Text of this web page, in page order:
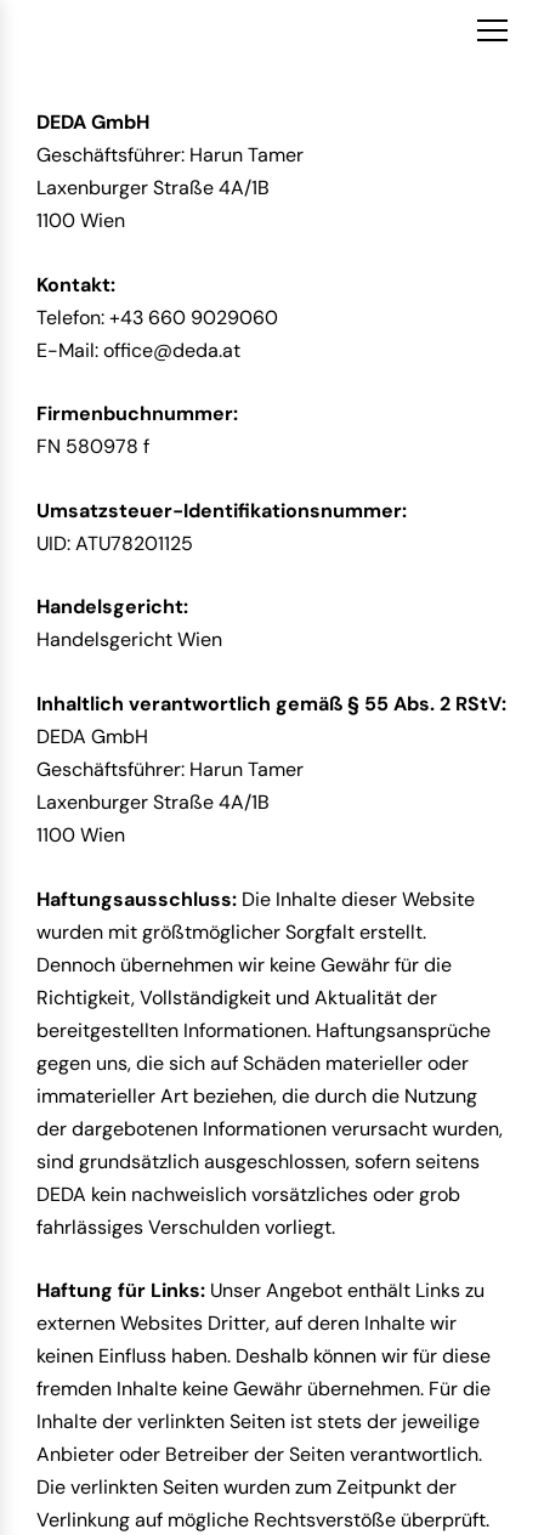
DEDA GmbH
Geschäftsführer: Harun Tamer
Laxenburger Straße 4A/1B
1100 Wien
Kontakt:
Telefon:+43 660 9029060
E-Mail:office@deda.at
Firmenbuchnummer:
FN 580978 f
Umsatzsteuer-Identifikationsnummer:
UID: ATU78201125
Handelsgericht:
Handelsgericht Wien
Inhaltlich verantwortlich gemäß § 55 Abs. 2 RStV:
DEDA GmbH
Geschäftsführer: Harun Tamer
Laxenburger Straße 4A/1B
1100 Wien
Haftungsausschluss: Die Inhalte dieser Website
wurden mit größtmöglicher Sorgfalt erstellt.
Dennoch übernehmen wir keine Gewähr für die
Richtigkeit, Vollständigkeit und Aktualität der
bereitgestellten Informationen. Haftungsansprüche
gegen uns, die sich auf Schäden materieller oder
immaterieller Art beziehen, die durch die Nutzung
der dargebotenen Informationen verursacht wurden,
sind grundsätzlich ausgeschlossen, sofern seitens
DEDA kein nachweislich vorsätzliches oder grob
fahrlässiges Verschulden vorliegt.
Haftung für Links: Unser Angebot enthält Links zu
externen Websites Dritter, auf deren Inhalte wir
keinen Einfluss haben. Deshalb können wir für diese
fremden Inhalte keine Gewähr übernehmen. Für die
Inhalte der verlinkten Seiten ist stets der jeweilige
Anbieter oder Betreiber der Seiten verantwortlich.
Die verlinkten Seiten wurden zum Zeitpunkt der
Verlinkung auf mögliche Rechtsverstöße überprüft.